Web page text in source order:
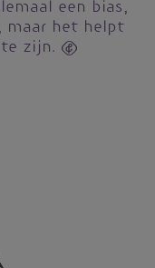
een bias,
maar het helpt
te zijn. 